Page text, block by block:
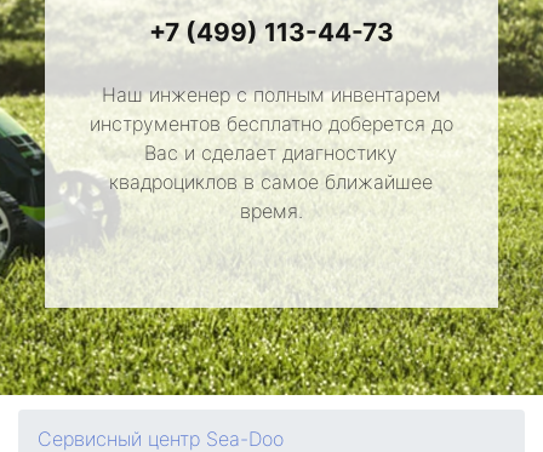
+7 (499) 113-44-73
Наш инженер с полным инвентарем
инструментов бесплатно доберется до
Вас и сделает диагностику
квадроциклов в самое ближайшее
время.
Сервисный центр Sea-Doo